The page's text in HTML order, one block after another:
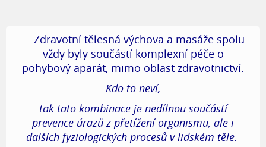
Zdravotní tělesná výchova a masáže spolu
vždy byly součástí komplexní péče o
pohybový aparát, mimo oblast zdravotnictví.
Kdo to neví,
tak tato kombinace je nedílnou součástí
prevence úrazů z přetížení organismu, ale i
dalších fyziologických procesů v lidském těle.